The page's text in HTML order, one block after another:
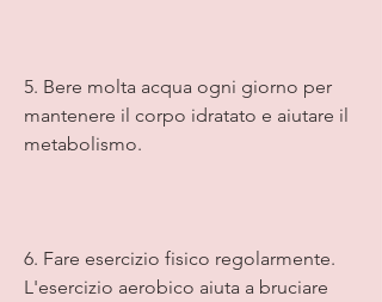
5. Bere molta acqua ogni giorno per
mantenere il corpo idratato e aiutare il
metabolismo.
6. Fare esercizio fisico regolarmente.
L'esercizio aerobico aiuta a bruciare